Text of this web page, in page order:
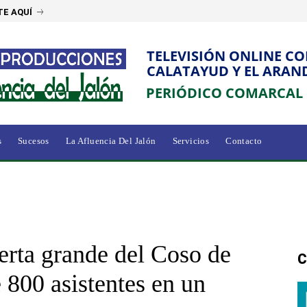
AQUÍ
TELEVISIÓN ONLINE
CALATAYUD Y EL
PERIÓDICO
Sucesos La Afluencia Del Jalón Servicios Contacto
grande del Coso de
asistentes en un